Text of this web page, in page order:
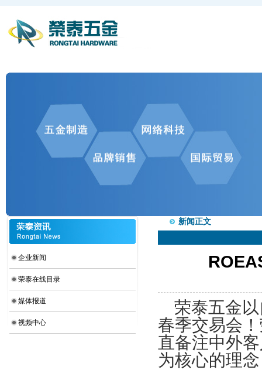
企业新闻
荣泰在线目录
媒体报道
视频中心
新闻正文
荣泰五金
春季交易会
直备注中外
为核心的理